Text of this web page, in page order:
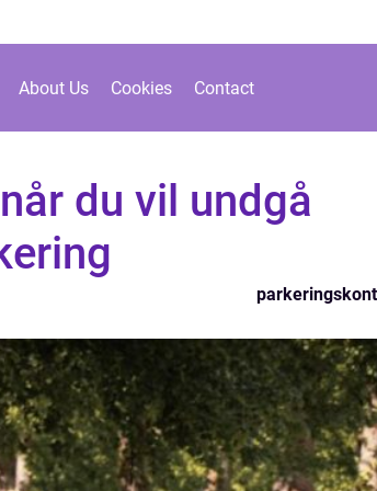
About Us Cookies Contact
du vil undgå